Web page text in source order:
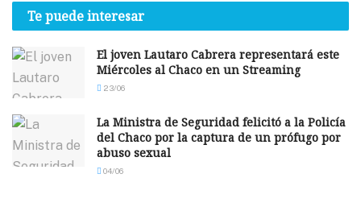
Te puede interesar
El joven Lautaro Cabrera representará este
Miércoles al Chaco en un Streaming
23/06
La Ministra de Seguridad felicitó a la Policía
del Chaco por la captura de un prófugo por
abuso sexual
04/06